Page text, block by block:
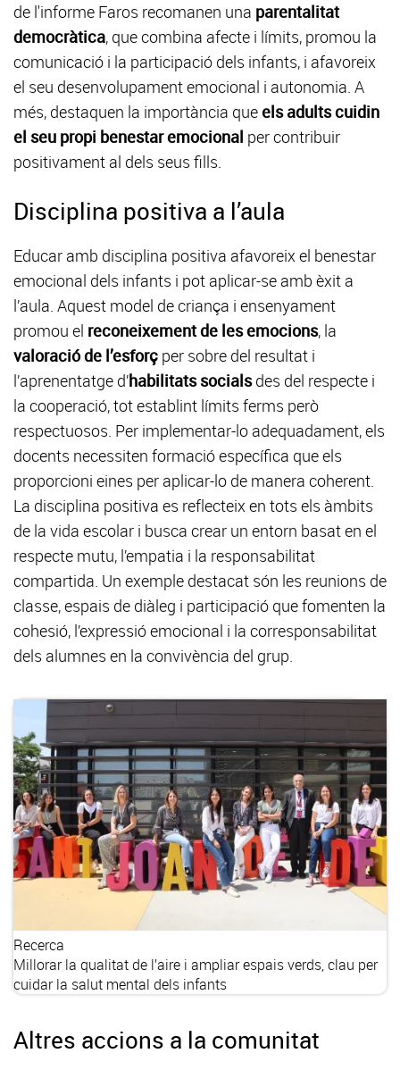
de l'informe Faros recomanen una parentalitat
democràtica, que combina afecte i límits, promou la
comunicació i la participació dels infants, i afavoreix
el seu desenvolupament emocional i autonomia. A
més, destaquen la importància queels adults cuidin
el seu propi benestar emocional per contribuir
positivament al dels seus fills.
Disciplina positiva a l’aula
Educar amb disciplina positiva afavoreix el benestar
emocional dels infants i pot aplicar-se amb èxit a
l’aula. Aquest model de criança i ensenyament
promou el reconeixement de les emocions, la
valoració de l’esforç per sobre del resultat i
l’aprenentatge d’habilitats socialsdes del respecte i
la cooperació, tot establint límits ferms però
respectuosos. Per implementar-lo adequadament, els
docents necessiten formació específica que els
proporcioni eines per aplicar-lo de manera coherent.
La disciplina positiva es reflecteix en tots els àmbits
de la vida escolar i busca crear un entorn basat en el
respecte mutu, l’empatia i la responsabilitat
compartida. Un exemple destacat són les reunions de
classe, espais de diàleg i participació que fomenten la
cohesió, l’expressió emocional i la corresponsabilitat
dels alumnes en la convivència del grup.
Recerca
Millorar la qualitat de l’aire i ampliar espais verds, clau per
cuidar la salut mental dels infants
Altres accions a la comunitat